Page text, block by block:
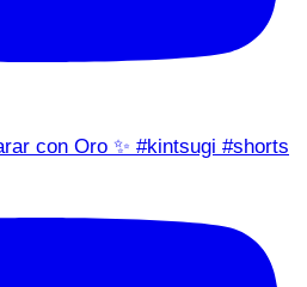
con Oro ✨ #kintsugi #shorts